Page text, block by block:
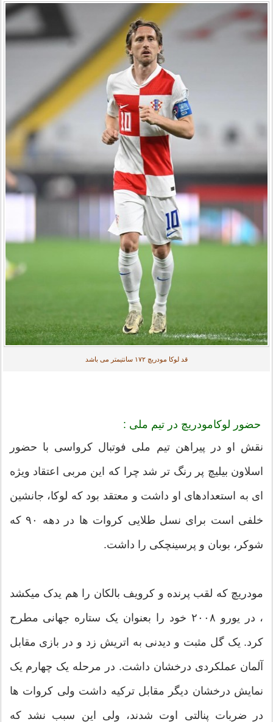
قد لوکا مودریچ ۱۷۲ سانتیمتر می باشد
حضور لوکامودریچ در تیم ملی :
نقش او در پیراهن تیم ملی فوتبال کرواسی با حضور
اسلاون بیلیچ پر رنگ تر شد چرا که این مربی اعتقاد ویژه
ای به استعدادهای او داشت و معتقد بود که لوکا، جانشین
خلفی است برای نسل طلایی کروات ها در دهه ۹۰ که
شوکر، بوبان و پرسینچکی را داشت.
مودریچ که لقب پرنده و کرویف بالکان را هم یدک میکشد
، در یورو ۲۰۰۸ خود را بعنوان یک ستاره جهانی مطرح
کرد. یک گل مثبت و دیدنی به اتریش زد و در بازی مقابل
آلمان عملکردی درخشان داشت. در مرحله یک چهارم یک
نمایش درخشان دیگر مقابل ترکیه داشت ولی کروات ها
در ضربات پنالتی اوت شدند، ولی این سبب نشد که